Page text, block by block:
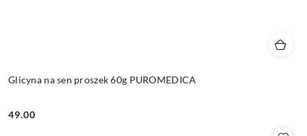
Glicyna na sen proszek 60g PUROMEDICA
Cena:
49.00